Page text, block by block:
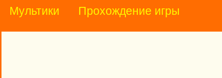
Мультики Прохождение игры